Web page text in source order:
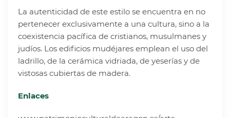
La autenticidad de este estilo se encuentra en no
pertenecer exclusivamente a una cultura, sino a la
coexistencia pacífica de cristianos, musulmanes y
judíos. Los edificios mudéjares emplean el uso del
ladrillo, de la cerámica vidriada, de yeserías y de
vistosas cubiertas de madera.
Enlaces